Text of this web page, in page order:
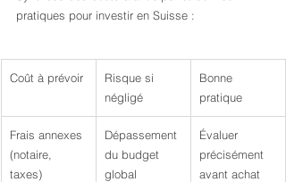
pratiques pour investir en Suisse :
Coût à prévoir
Risque si
négligé
Bonne
pratique
Frais annexes
(notaire,
taxes)
Dépassement
du budget
global
Évaluer
précisément
avant achat